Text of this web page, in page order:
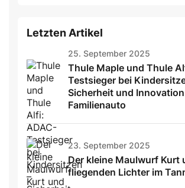
Letzten Artikel
25. September 2025
Thule Maple und Thule
Testsieger bei
Sicherheit und
Familienauto
23. September 2025
Der kleine Maulwurf Kurt
fliegenden Lichter im